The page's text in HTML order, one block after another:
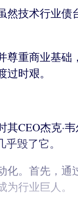
技术行业
重商业基
时艰。
CEO杰克·
毁了它。
。首先，
行业巨人。